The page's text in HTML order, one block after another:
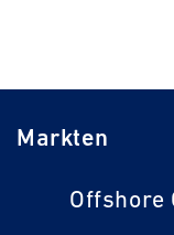
Markten
Offshore